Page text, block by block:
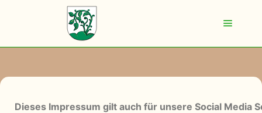
Dieses Impressum gilt auch für unsere Social Media